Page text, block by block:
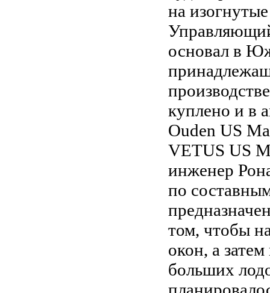
на
основал в
куплено и в
Ouden US
VETUS US
инженер
по
том, чтобы
окон, а
больших